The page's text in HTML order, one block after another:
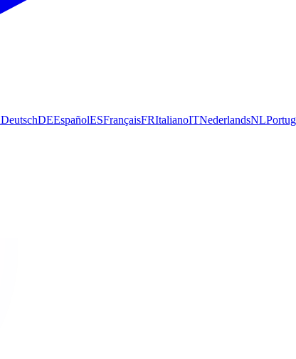
DeutschDEEspañolESFrançaisFRItalianoITNederlandsNL